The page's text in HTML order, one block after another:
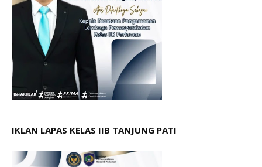
IKLAN LAPAS KELAS IIB TANJUNG PATI